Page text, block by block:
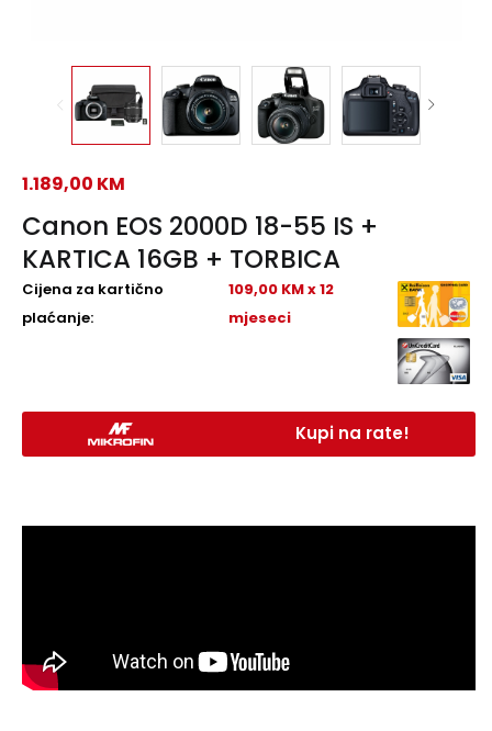
Canon EOS 2000D 18-55 IS +
KARTICA 16GB + TORBICA
1.189,00 KM
Cijena za kartično
plaćanje:
109,00 KM x 12
mjeseci
Kupi na rate!